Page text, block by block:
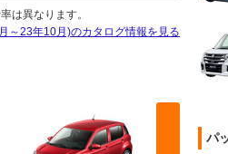
は異なります。
～23年10月)のカタログ情報を見る
パ